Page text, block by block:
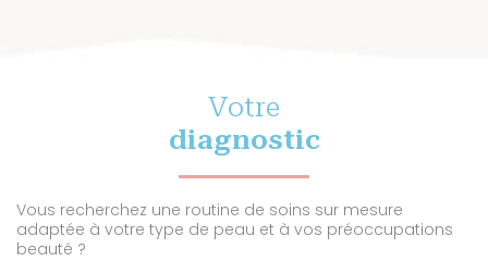
Votre
diagnostic
Vous recherchez une routine de soins sur mesure
adaptée à votre type de peau et à vos préoccupations
beauté ?